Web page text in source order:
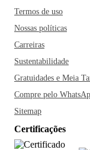
Termos de uso
Nossas políticas
Carreiras
Sustentabilidade
Gratuidades e Meia
Compre pelo
Sitemap
Certificações